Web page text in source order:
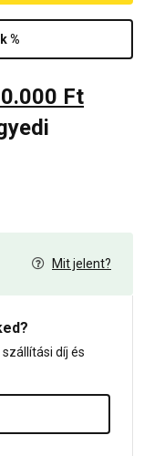
%
Ft
Mit jelent?
díj és